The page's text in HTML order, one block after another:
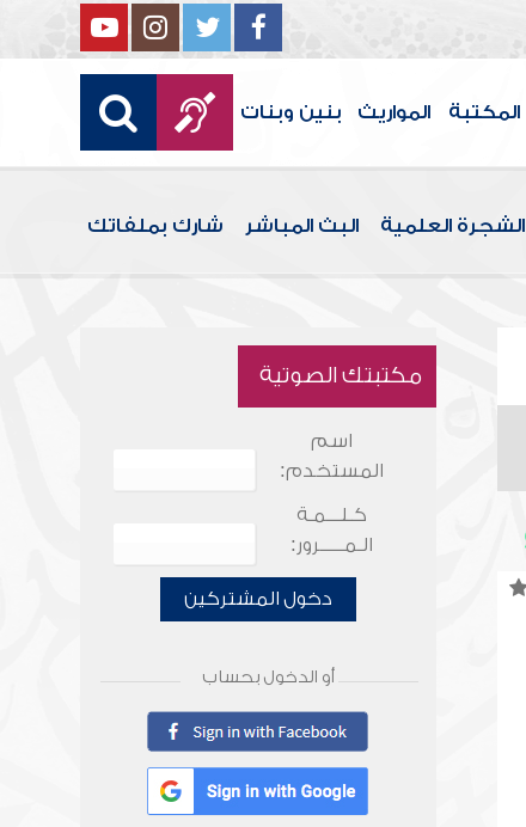
المكتبة المواريث بنين وبنات
الشجرة العلمية البث المباشر شارك بملفاتك
مكتبتك الصوتية
اسم
المستخدم:
كـلـــمـة
الـمـــــرور:
دخول المشتركين
أو الدخول بحساب